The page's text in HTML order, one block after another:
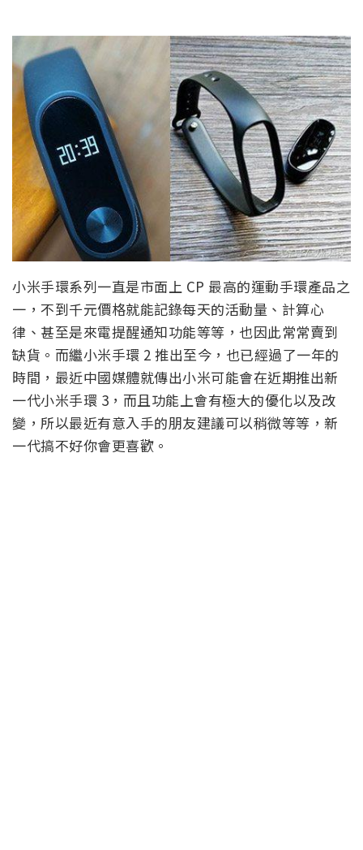
小米手環系列一直是市面上 CP 最高的運動手環產品之
一，不到千元價格就能記錄每天的活動量、計算心
律、甚至是來電提醒通知功能等等，也因此常常賣到
缺貨。而繼小米手環 2 推出至今，也已經過了一年的
時間，最近中國媒體就傳出小米可能會在近期推出新
一代小米手環 3，而且功能上會有極大的優化以及改
變，所以最近有意入手的朋友建議可以稍微等等，新
一代搞不好你會更喜歡。